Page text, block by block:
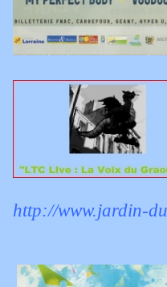
http://www.jardin-